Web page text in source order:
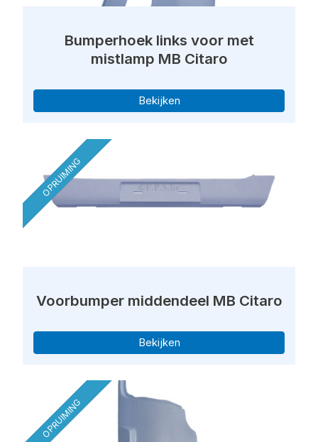
Bumperhoek links voor met
mistlamp MB Citaro
Bekijken
OPRUIMING
Voorbumper middendeel MB Citaro
Bekijken
OPRUIMING